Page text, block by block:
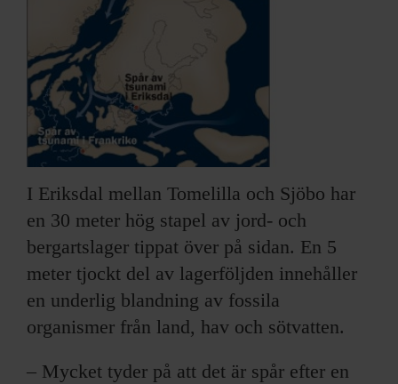
SKRIV I F&F
PRENUMERERA PÅ F&F
ANNONSERA I F&F
I Eriksdal mellan Tomelilla och Sjöbo har
en 30 meter hög stapel av jord- och
bergartslager tippat över på sidan. En 5
meter tjockt del av lagerföljden innehåller
en underlig blandning av fossila
organismer från land, hav och sötvatten.
– Mycket tyder på att det är spår efter en